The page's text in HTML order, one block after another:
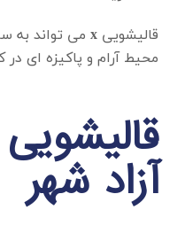
قالیشویی x می تواند به
محیط آرام و پاکیزه ای در
آزاد شهر